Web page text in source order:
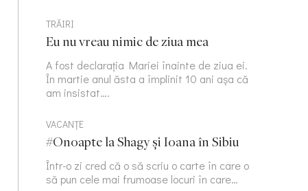
TRĂIRI
Eu nu vreau nimic de ziua mea
A fost declarația Mariei înainte de ziua ei.
În martie anul ăsta a împlinit 10 ani așa că
am insistat….
VACANȚE
#Onoapte la Shagy și Ioana în Sibiu
Într-o zi cred că o să scriu o carte în care o
să pun cele mai frumoase locuri în care…